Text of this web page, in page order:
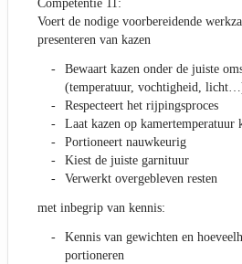
Competentie 11:
Voert de nodige voorbereidende
presenteren van kazen
Bewaart kazen onder de juiste
(temperatuur, vochtigheid,
Respecteert het rijpingsproces
Laat kazen op kamertemperatuur
Portioneert nauwkeurig
Kiest de juiste garnituur
Verwerkt overgebleven resten
met inbegrip van kennis:
Kennis van gewichten en
portioneren